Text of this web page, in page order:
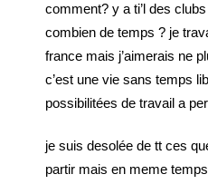
comment? y a ti’l des
combien de temps ? je
france mais j’aimerais ne
c’est une vie sans temps
possibilitées de travail a
je suis desolée de tt ces
partir mais en meme